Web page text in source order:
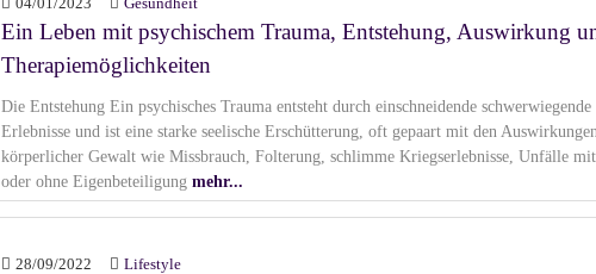
Ein Leben mit psychischem Trauma, Entstehung, Auswirkung
Therapiemöglichkeiten
Die Entstehung Ein psychisches Trauma entsteht durch einschneidende schwerwiegende
Erlebnisse und ist eine starke seelische Erschütterung, oft gepaart mit den Auswirkungen
körperlicher Gewalt wie Missbrauch, Folterung, schlimme Kriegserlebnisse, Unfälle mit
oder ohne Eigenbeteiligung mehr...
28/09/2022 Lifestyle